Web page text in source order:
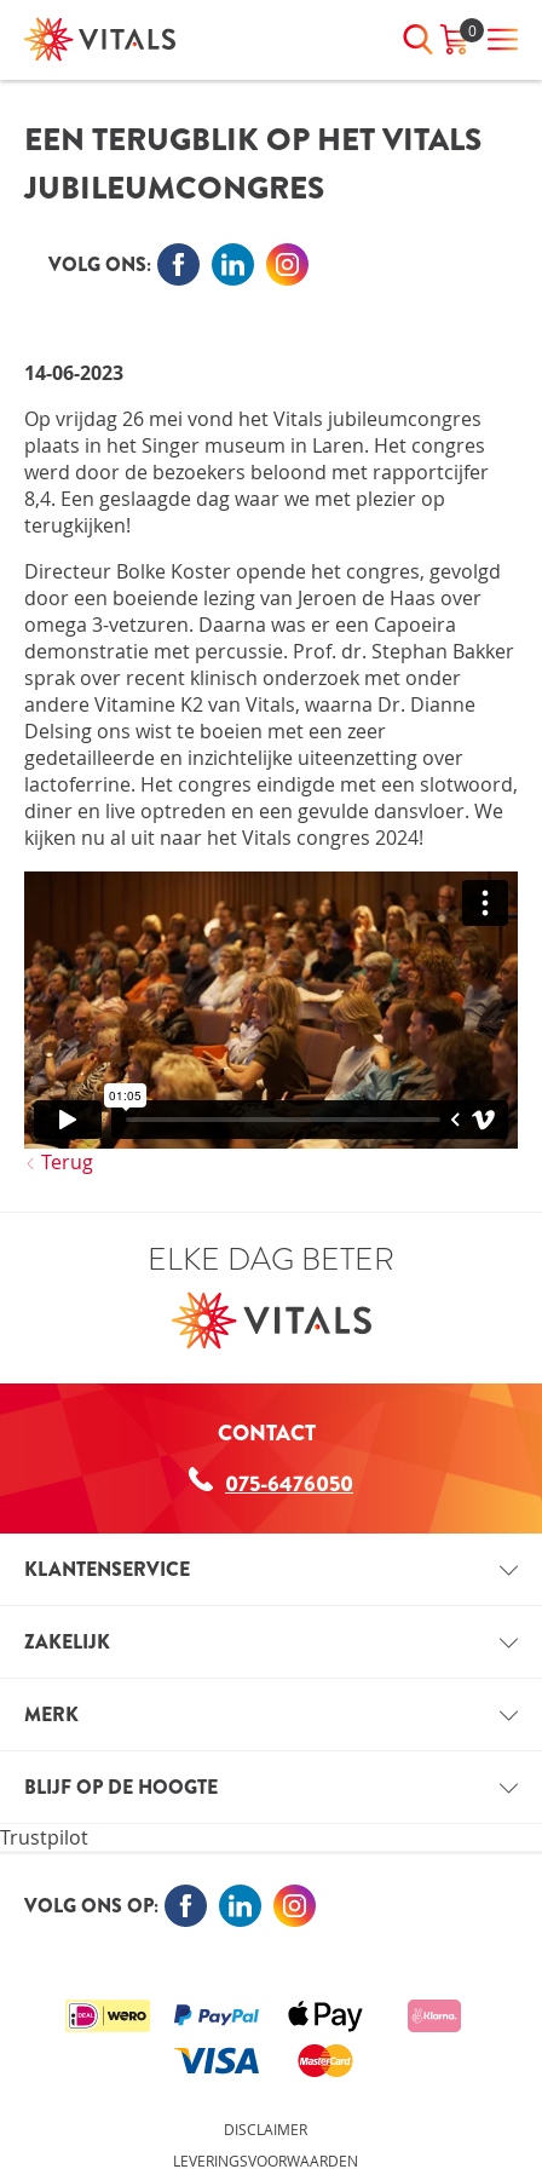
0
HEB JE VRAGEN?
We staan elke dag voor je klaar!
helpen, neem dan contact met
ons op:
INLOGGEN
vergeten?
wachtwoord
Blijf ingelogd
EEN TERUGBLIK OP HET VITALS
JUBILEUMCONGRES
VOLG ONS:
14-06-2023
Op vrijdag 26 mei vond het Vitals jubileumcongres
plaats in het Singer museum in Laren. Het congres
werd door de bezoekers beloond met rapportcijfer
8,4. Een geslaagde dag waar we met plezier op
terugkijken!
Directeur Bolke Koster opende het congres, gevolgd
door een boeiende lezing van Jeroen de Haas over
omega 3-vetzuren. Daarna was er een Capoeira
demonstratie met percussie. Prof. dr. Stephan Bakker
sprak over recent klinisch onderzoek met onder
andere Vitamine K2 van Vitals, waarna Dr. Dianne
Delsing ons wist te boeien met een zeer
gedetailleerde en inzichtelijke uiteenzetting over
lactoferrine. Het congres eindigde met een slotwoord,
diner en live optreden en een gevulde dansvloer. We
kijken nu al uit naar het Vitals congres 2024!
Terug
ELKE DAG BETER
CONTACT
075-6476050
KLANTENSERVICE
VERZENDINFORMATIE
ZAKELIJK
VACATURES
MERK
ORTHOKENNIS
BLIJF OP DE HOOGTE
MELD JE NU AAN VOOR DE NIEUWSBRIEF EN BLIJF OP
AANMELDEN
Trustpilot
VOLG ONS OP:
DISCLAIMER
LEVERINGSVOORWAARDEN